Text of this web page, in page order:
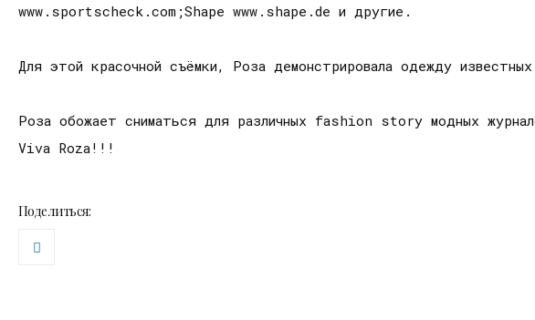
www.sportscheck.com;Shape www.shape.de и другие.
Для этой красочной съёмки, Роза демонстрировала одежду
Роза обожает сниматься для различных fashion story модных
Viva Roza!!!
Поделиться: